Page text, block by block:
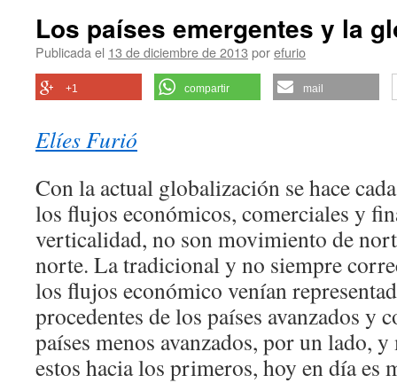
Los países emergentes y la
Publicada el 13 de diciembre de 2013 porefurio
+1 compartir mail
Elíes Furió
Con la actual globalización se hace
los flujos económicos, comerciales y
verticalidad, no son movimiento de
norte. La tradicional y no siempre
los flujos económico venían
procedentes de los países avanzados y
países menos avanzados, por un lado,
estos hacia los primeros, hoy en día es